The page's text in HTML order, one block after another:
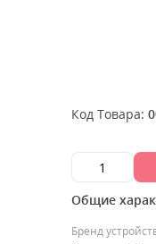
Код Товара:
Общие
Бренд